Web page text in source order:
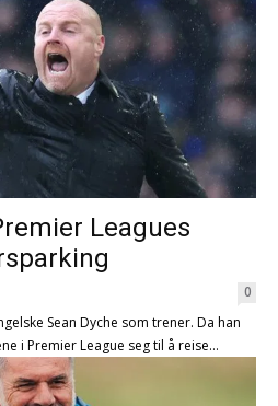
Leagues
0
Sean Dyche som trener. Da han
i Premier League seg til å reise...